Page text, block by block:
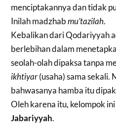
menciptakannya dan tidak
Inilah madzhabmu’tazilah.
Kebalikan dari Qodariyyah
berlebihan dalam
seolah-olah dipaksa tanpa
ikhtiyar(usaha) sama
bahwasanya hamba itu
Oleh karena itu, kelompok
Jabariyyah.